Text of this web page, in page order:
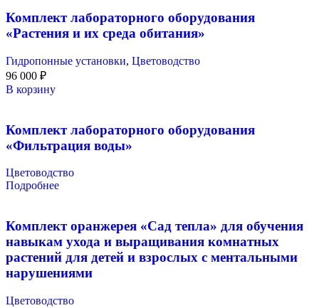
Комплект лабораторного оборудования
«Растения и их среда обитания»
Гидропонные установки, Цветоводство
96 000 ₽
В корзину
Комплект лабораторного оборудования
«Фильтрация воды»
Цветоводство
Подробнее
Комплект оранжерея «Сад тепла» для обучения
навыкам ухода и выращивания комнатных
растений для детей и взрослых с ментальными
нарушениями
Цветоводство